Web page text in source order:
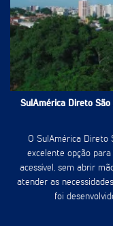
SulAmérica Direto
O SulAmérica Direto
excelente opção
acessível, sem abrir
atender as
foi